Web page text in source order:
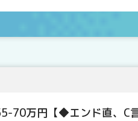
70万円【◆エンド直、C